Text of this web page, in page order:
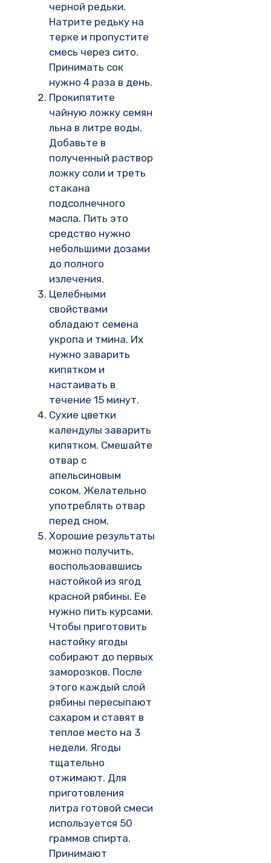
черной редьки.
Натрите редьку на
терке и пропустите
смесь через сито.
Принимать сок
нужно 4 раза в день.
Прокипятите
чайную ложку семян
льна в литре воды.
Добавьте в
полученный раствор
ложку соли и треть
стакана
подсолнечного
масла. Пить это
средство нужно
небольшими дозами
до полного
излечения.
Целебными
свойствами
обладают семена
укропа и тмина. Их
нужно заварить
кипятком и
настаивать в
течение 15 минут.
Сухие цветки
календулы заварить
кипятком. Смешайте
отвар с
апельсиновым
соком. Желательно
употреблять отвар
перед сном.
Хорошие результаты
можно получить,
воспользовавшись
настойкой из ягод
красной рябины. Ее
нужно пить курсами.
Чтобы приготовить
настойку ягоды
собирают до первых
заморозков. После
этого каждый слой
рябины пересыпают
сахаром и ставят в
теплое место на 3
недели. Ягоды
тщательно
отжимают. Для
приготовления
литра готовой смеси
используется 50
граммов спирта.
Принимают